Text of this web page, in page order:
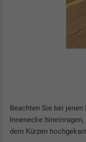
Beachten Sie bei
Innenecke
dem Kürzen